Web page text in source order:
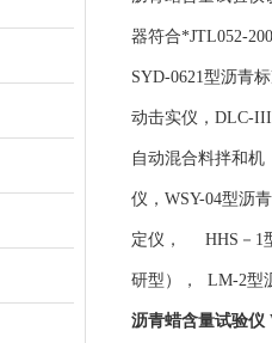
器符合*JTL052-
SYD-0621型沥青
动击实仪，DLC-
自动混合料拌和
仪，WSY-04型沥
定仪， HHS－1
研型）， LM-2型
沥青蜡含量试验仪